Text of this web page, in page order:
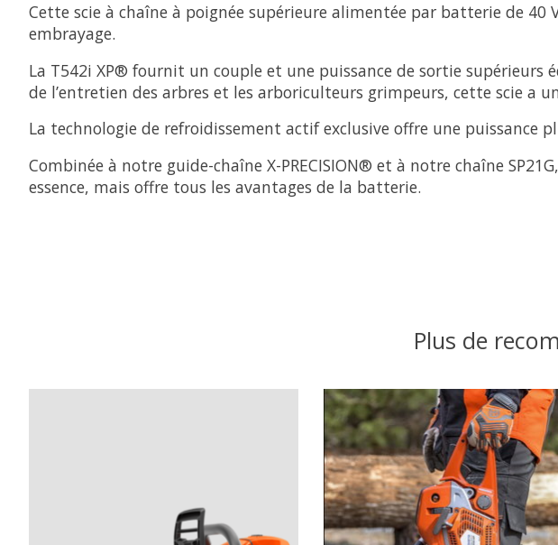
Cette scie à chaîne à poignée supérieure alimentée par batterie de 40
embrayage.
La T542i XP® fournit un couple et une puissance de sortie supérieurs
de l’entretien des arbres et les arboriculteurs grimpeurs, cette scie a
La technologie de refroidissement actif exclusive offre une
Combinée à notre guide-chaîne X-PRECISION® et à notre chaîne
essence, mais offre tous les avantages de la batterie.
Plus de